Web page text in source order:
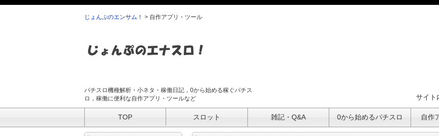
じょんぷのエンサム！ > 自作アプリ・ツール
パチスロ機種解析・小ネタ・稼働日記，0から始める稼ぐパチス
ロ，稼働に便利な自作アプリ・ツールなど
サイ
TOP スロット 雑記・Q&A 0から始めるパチスロ 自作